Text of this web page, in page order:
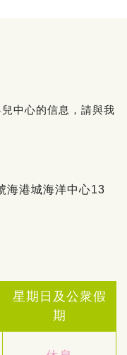
中心的信息，請與我
海港城海洋中心13
星期日及公衆假
期